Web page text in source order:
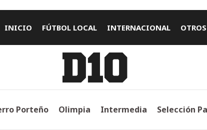
INICIO FÚTBOL LOCAL INTERNACIONAL
Porteño Olimpia Intermedia Selección